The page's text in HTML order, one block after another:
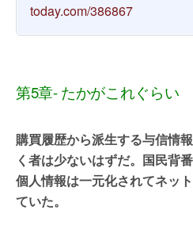
today.com/386867
第5章- たかがこれぐらい
購買履歴から派生する与信情
く者は少ないはずだ。国民背
個人情報は一元化されてネッ
ていた。